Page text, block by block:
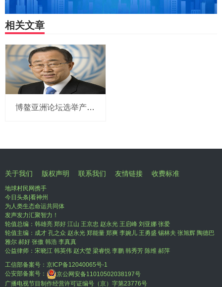
相关文章
博鳌亚洲论坛选举产生新一届理事会 潘基文当选理事长
关于我们 版权声明 联系我们 友情链接 收费标准
地球村民网携手
今日头条|看神州
为人类生态命运共同体
发声发力汇聚智力！
轮值总编：韩雄亮 郑好 江山 王京忠 赵永光 王启峰 刘亚娜 张爱
轮值主编：成才 孔之众 赵永光 郑能量 郑爽 李婉儿 王勇盛 锡林夫 张旭辉 陶德巴
雅尔 郝好 张傲 韩浩 李真真
公益律师：宋晓江 韩英伟 赵大瑩 梁睿悦 李鹏 韩秀芳 陈维 郝萍
工信部备案号： 京ICP备12040065号-1
公安部备案号：
京公网安备11010502038197号
广播电视节目制作经营许可证编号（京）字第23776号